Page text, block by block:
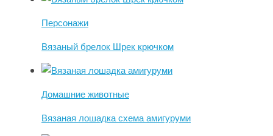
Персонажи
Вязаный брелок Шрек крючком
Домашние животные
Вязаная лошадка схема амигуруми